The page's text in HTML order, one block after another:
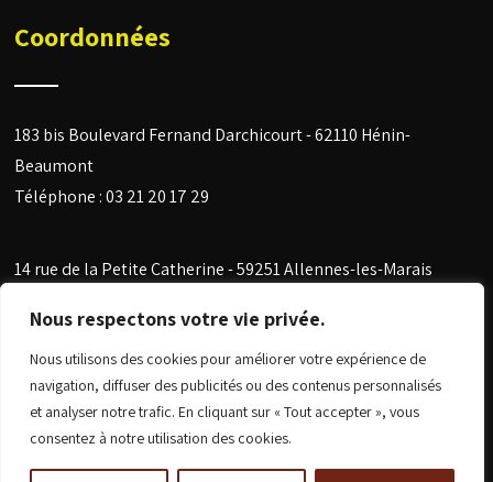
Nous respectons votre vie privée.
Nous utilisons des cookies pour améliorer votre expérience de
navigation, diffuser des publicités ou des contenus personnalisés
et analyser notre trafic. En cliquant sur « Tout accepter », vous
consentez à notre utilisation des cookies.
Coordonnées
183 bis Boulevard Fernand Darchicourt - 62110 Hénin-
Beaumont
Téléphone :03 21 20 17 29
14 rue de la Petite Catherine -59251 Allennes-les-Marais